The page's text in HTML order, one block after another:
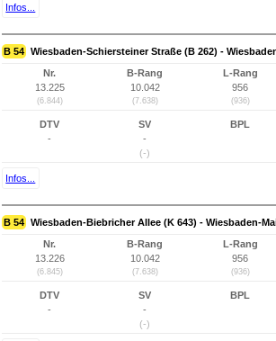
Infos...
B 54 Wiesbaden-Schiersteiner Straße (B 262) -
Nr.
13.225
(6.844)
B-Rang
10.042
(7.638)
L-Rang
956
(936)
DTV
-
SV
-
(-)
BPL
Infos...
B 54 Wiesbaden-Biebricher Allee (K 643) - Wiesbaden-
Nr.
13.226
(6.845)
B-Rang
10.042
(7.638)
L-Rang
956
(936)
DTV
-
SV
-
(-)
BPL